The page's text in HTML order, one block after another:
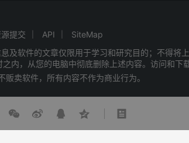
提交 API
SiteMap
及软件的文章仅限用于学习和研究目的；不得将
内，从您的电脑中彻底删除上述内容。访问和下
卖软件，所有内容不作为商业行为。